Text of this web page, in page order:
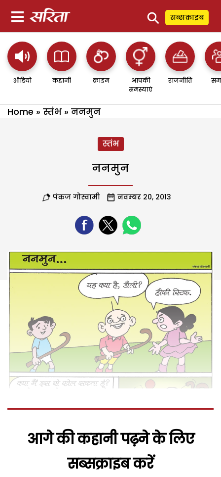
⚲ सब्सक्राइब
ऑडियो कहानी क्राइम
आपकी
समस्याएं
राजनीति
Home » स्तंभ » ननमुन
स्तंभ
ननमुन
पंकज गोस्वामी नवम्बर 20, 2013
आगे की कहानी पढ़ने के लिए
सब्सक्राइब करें